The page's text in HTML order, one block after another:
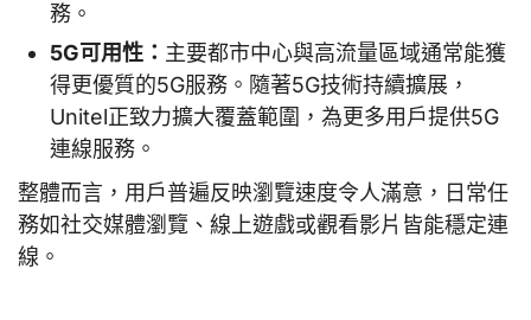
務。
5G可用性： 主要都市中心與高流量區域通常能獲
得更優質的5G服務。隨著5G技術持續擴展，
Unitel正致力擴大覆蓋範圍，為更多用戶提供5G
連線服務。
整體而言，用戶普遍反映瀏覽速度令人滿意，日常任
務如社交媒體瀏覽、線上遊戲或觀看影片皆能穩定連
線。